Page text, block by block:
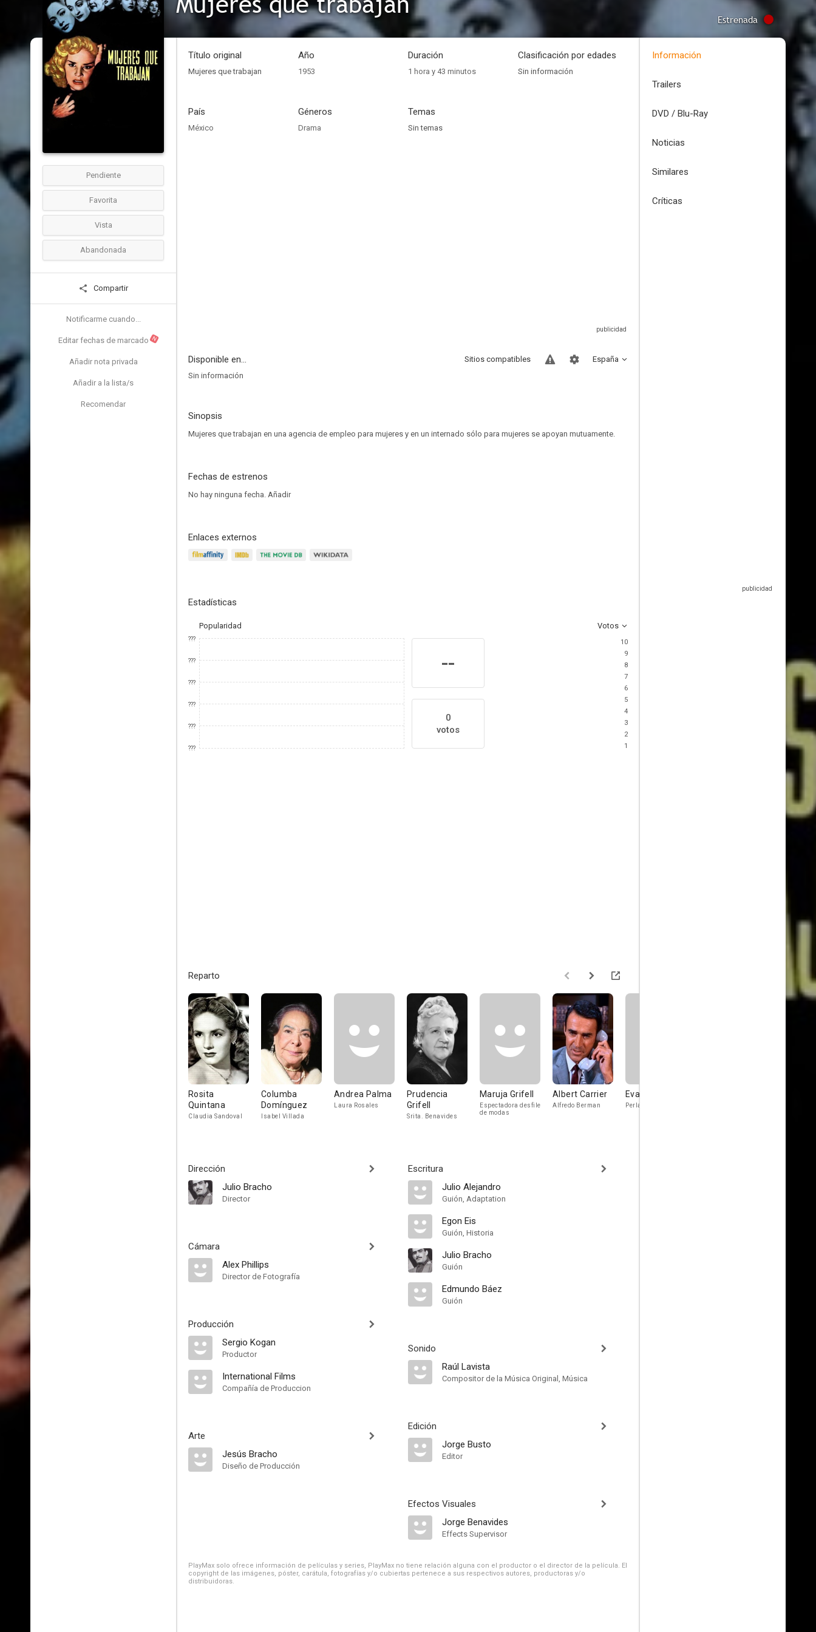
Estrenada
Pendiente
Favorita
Vista
Abandonada
Compartir
Notificarme cuando...
Editar fechas de marcado N
Añadir nota privada
Añadir a la lista/s
Recomendar
Título original
Mujeres que trabajan
Año
1953
Duración
1 hora y 43 minutos
Clasificación por edades
Sin información
País
México
Géneros
Drama
Temas
Sin temas
Disponible en... España
Sitios compatibles
Sin información
Sinopsis
Mujeres que trabajan en una agencia de empleo para mujeres y en un internado sólo para mujeres se apoyan mutuamente.
Fechas de estrenos
No hay ninguna fecha. Añadir
Enlaces externos
Estadísticas
Popularidad Votos
???
???
???
???
???
???
--
0
votos
10
9
8
7
6
5
4
3
2
1
Reparto
Rosita
Quintana
Claudia Sandoval
Columba
Domínguez
Isabel Villada
Andrea Palma
Laura Rosales
Prudencia
Grifell
Srita. Benavides
Maruja Grifell
Espectadora desfile
de modas
Albert Carrier
Alfredo Berman
Eva Martino
Perla Medina
Dirección
Julio Bracho
Director
Cámara
Alex Phillips
Director de Fotografía
Producción
Sergio Kogan
Productor
International Films
Compañía de Produccion
Arte
Jesús Bracho
Diseño de Producción
Escritura
Julio Alejandro
Guión, Adaptation
Egon Eis
Guión, Historia
Julio Bracho
Guión
Edmundo Báez
Guión
Sonido
Raúl Lavista
Compositor de la Música Original, Música
Edición
Jorge Busto
Editor
Efectos Visuales
Jorge Benavides
Effects Supervisor
PlayMax solo ofrece información de películas y series, PlayMax no tiene relación alguna con el productor o el director de la película. El
copyright de las imágenes, póster, carátula, fotografías y/o cubiertas pertenece a sus respectivos autores, productoras y/o
distribuidoras.
Información
Trailers
DVD / Blu-Ray
Noticias
Similares
Críticas